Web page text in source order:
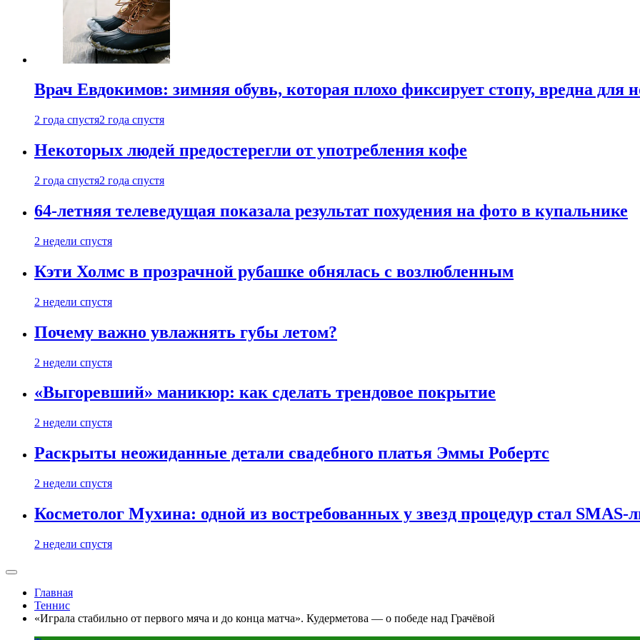
Врач Евдокимов: зимняя обувь, которая плохо фиксирует стопу, вредна для
2 года спустя2 года спустя
Некоторых людей предостерегли от употребления кофе
2 года спустя2 года спустя
64-летняя телеведущая показала результат похудения на фото в купальнике
2 недели спустя
Кэти Холмс в прозрачной рубашке обнялась с возлюбленным
2 недели спустя
Почему важно увлажнять губы летом?
2 недели спустя
«Выгоревший» маникюр: как сделать трендовое покрытие
2 недели спустя
Раскрыты неожиданные детали свадебного платья Эммы Робертс
2 недели спустя
Косметолог Мухина: одной из востребованных у звезд процедур стал SMAS-
2 недели спустя
Главная
Теннис
«Играла стабильно от первого мяча и до конца матча». Кудерметова — о победе над Грачёвой